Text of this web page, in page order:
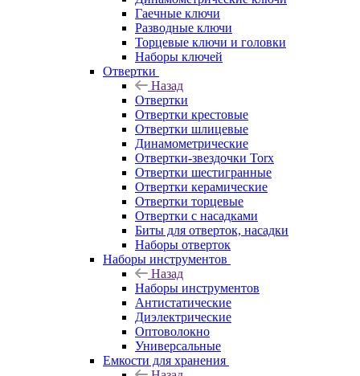
Гаечные ключи
Разводные ключи
Торцевые ключи и головки
Наборы ключей
Отвертки
Назад
Отвертки
Отвертки крестовые
Отвертки шлицевые
Динамометрические
Отвертки-звездочки Torx
Отвертки шестигранные
Отвертки керамические
Отвертки торцевые
Отвертки с насадками
Биты для отверток, насадки
Наборы отверток
Наборы инструментов
Назад
Наборы инструментов
Антистатические
Диэлектрические
Оптоволокно
Универсальные
Емкости для хранения